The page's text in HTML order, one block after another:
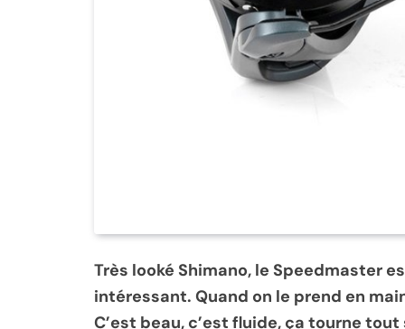
Très looké Shimano, le Speedmaster
intéressant. Quand on le prend en
C’est beau, c’est fluide, ça tourne